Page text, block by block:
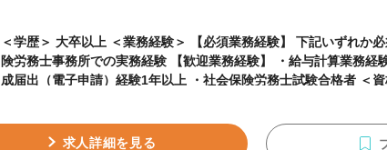
＜学歴＞ 大卒以上 ＜業務経験＞ 【必須業務経験】 下記いずれか必須 ・給与計算業務経験 ・社会保
険労務士事務所での実務経験 【歓迎業務経験】 ・給与計算業務経験1年以上 ・労働社会保険の書類作
成届出（電子申請）経験1年以上 ・社会保険労務士試験合格者 ＜資格＞ 【歓迎資格】 社会保険労務
求人詳細を見る